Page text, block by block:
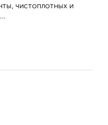
чистоплотных и